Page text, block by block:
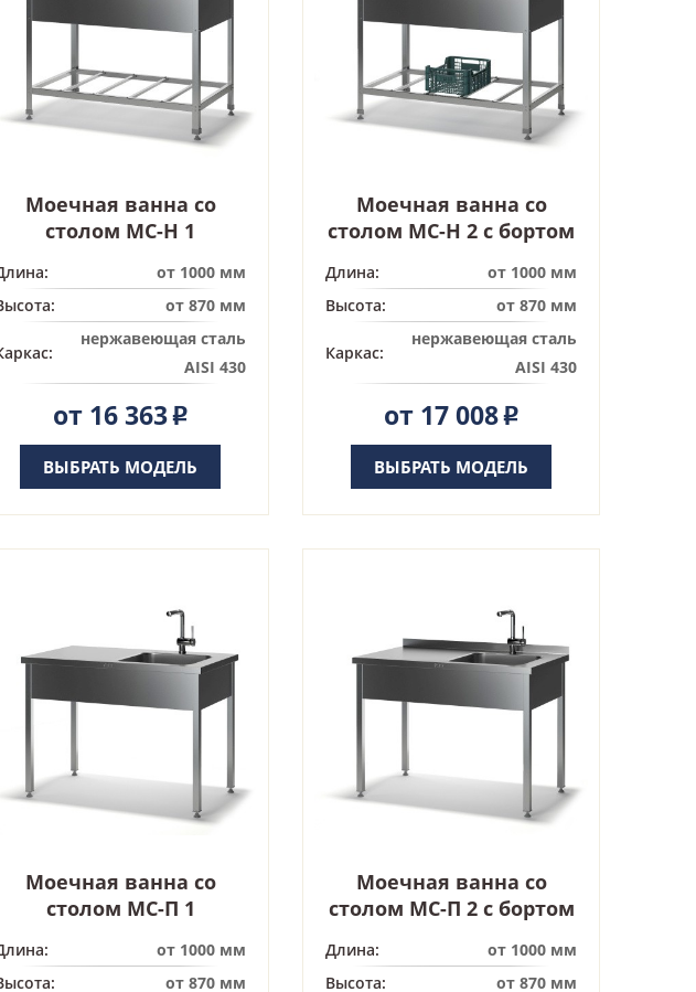
Моечная ванна со
столом МС-Н 1
от 1000 мм
от 870 мм
нержавеющая сталь
AISI 430
от 16 363Р
ВЫБРАТЬ МОДЕЛЬ
Моечная ванна со
столом МС-Н 2 с бортом
Длина:
от 1000 мм
Высота:
от 870 мм
Каркас:
нержавеющая сталь
AISI 430
от 17 008Р
ВЫБРАТЬ МОДЕЛЬ
Моечная ванна со
столом МС-П 1
от 1000 мм
от 870 мм
Моечная ванна со
столом МС-П 2 с бортом
Длина:
от 1000 мм
Высота:
от 870 мм